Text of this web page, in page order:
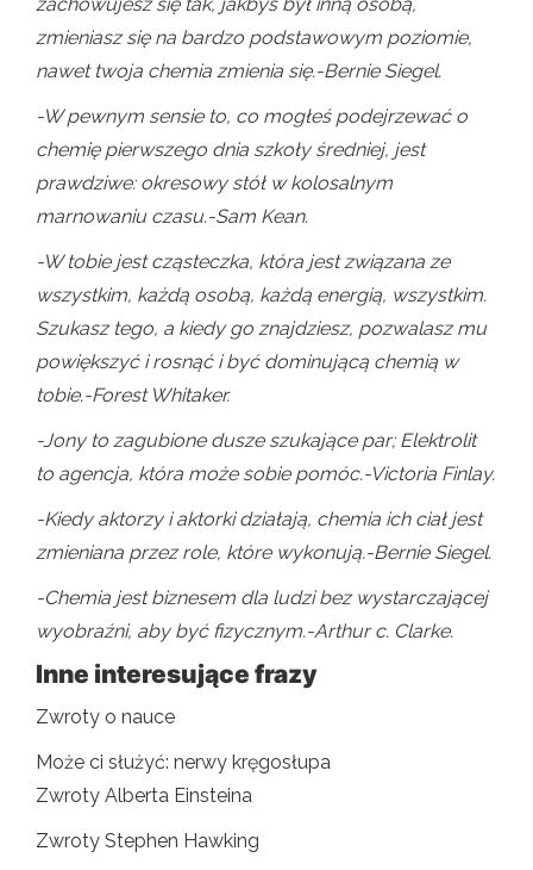
zmieniasz się na bardzo podstawowym poziomie,
nawet twoja chemia zmienia się.-Bernie Siegel.
-W pewnym sensie to, co mogłeś podejrzewać o
chemię pierwszego dnia szkoły średniej, jest
prawdziwe: okresowy stół w kolosalnym
marnowaniu czasu.-Sam Kean.
-W tobie jest cząsteczka, która jest związana ze
wszystkim, każdą osobą, każdą energią, wszystkim.
Szukasz tego, a kiedy go znajdziesz, pozwalasz mu
powiększyć i rosnąć i być dominującą chemią w
tobie.-Forest Whitaker.
-Jony to zagubione dusze szukające par; Elektrolit
to agencja, która może sobie pomóc.-Victoria Finlay.
-Kiedy aktorzy i aktorki działają, chemia ich ciał jest
zmieniana przez role, które wykonują.-Bernie Siegel.
-Chemia jest biznesem dla ludzi bez wystarczającej
wyobraźni, aby być fizycznym.-Arthur c. Clarke.
Inne interesujące frazy
Zwroty o nauce
Może ci służyć: nerwy kręgosłupa
Zwroty Alberta Einsteina
Zwroty Stephen Hawking